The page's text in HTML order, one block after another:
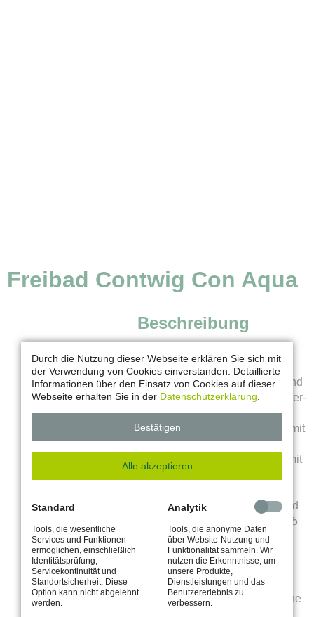
Freibad Contwig Con Aqua
Beschreibung
direkt am Freizeitgebiet.
Sprungbecken mit Ein-, Drei- und
Fünf-Meter-Sprungturm, 50-Meter-
Schwimmerbecken,
Nichtschwimmer-Spaßbecken mit
Wasserrutsche, großes
Kleinkinder- und Babybecken mit
Wasserpilz und sprudelnden
Liegewiese, Beachvolleyballfeld
und Kiosk mit Freiterrasse. 2015
entstand auf ca. 3000 m2 ein
Wasser-Erlebnisspielplatz
welcher das Freizeitangebot
thematisch ergänzt. Er bietet
besonders an heißen Tagen eine
Durch die Nutzung dieser Webseite erklären Sie sich mit
der Verwendung von Cookies einverstanden. Detaillierte
Informationen über den Einsatz von Cookies auf dieser
Webseite erhalten Sie in der Datenschutzerklärung
Bestätigen
Alle akzeptieren
Standard
Tools, die wesentliche
Services und Funktionen
ermöglichen, einschließlich
Identitätsprüfung,
Servicekontinuität und
Standortsicherheit. Diese
Option kann nicht abgelehnt
werden.
Analytik
Tools, die anonyme Daten
über Website-Nutzung und -
Funktionalität sammeln. Wir
nutzen die Erkenntnisse, um
unsere Produkte,
Dienstleistungen und das
Benutzererlebnis zu
verbessern.